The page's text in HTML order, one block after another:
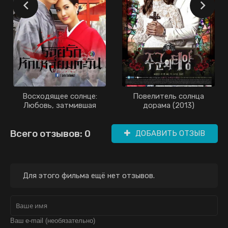
Восходящее солнце:
Любовь, затмившая
Повелитель солнца
дорама (2013)
Всего отзывов: 0 ДОБАВИТЬ ОТЗЫВ
Для этого фильма ещё нет отзывов.